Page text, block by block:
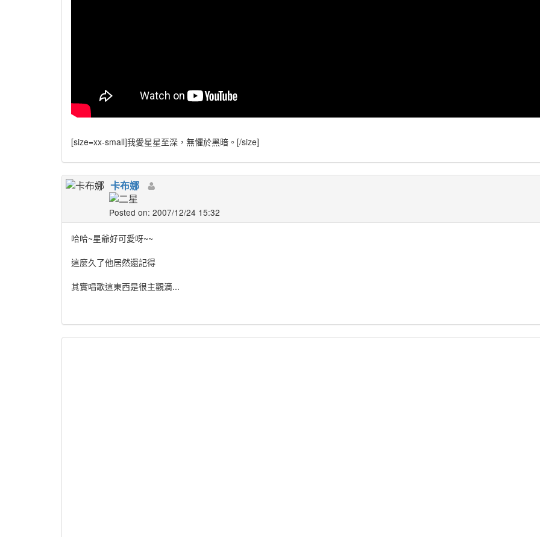
[size=xx-small]我愛星星至深，無懼於黑暗。 [/size]
卡布娜
Posted on: 2007/12/24 15:32
哈哈~星爺好可愛呀~~
這麼久了他居然還記得
其實唱歌這東西是很主觀滴...